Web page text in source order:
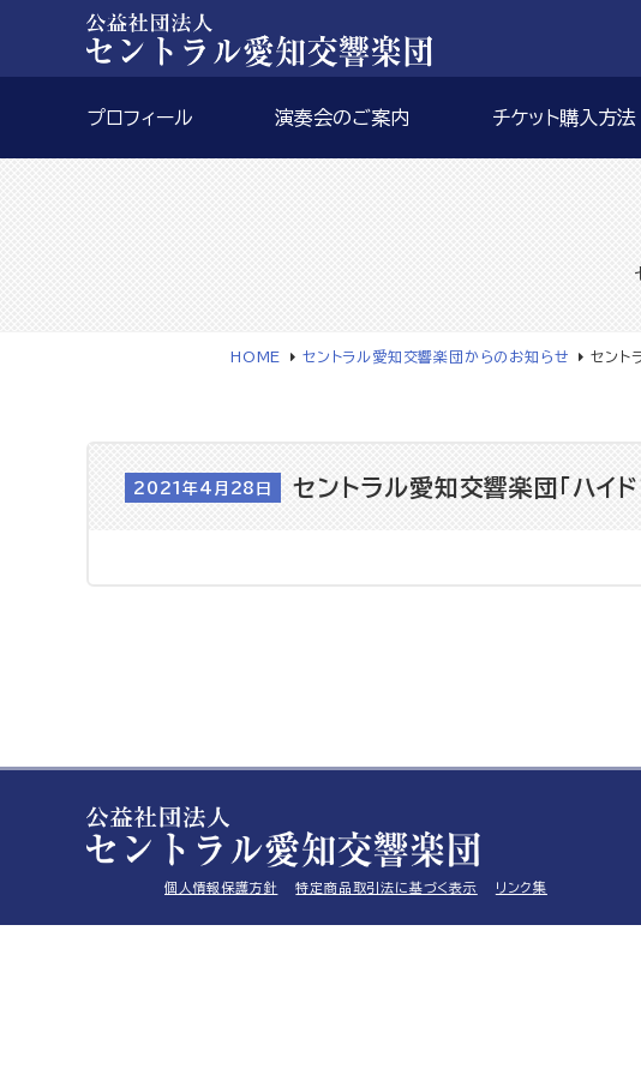
プロフィール 演奏会のご案内 チケット購入方法
HOME セントラル愛知交響楽団からのお知らせ セント
2021年4月28日 セントラル愛知交響楽団「ハイ
個人情報保護方針 特定商品取引法に基づく表示 リンク集